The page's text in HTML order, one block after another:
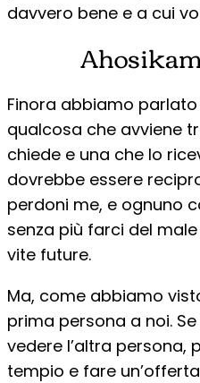
davvero bene e a cui
Finora abbiamo
qualcosa che avviene
chiede e una che lo
dovrebbe essere
perdoni me, e ognuno
senza più farci del
vite future.
Ma, come abbiamo
prima persona a noi.
vedere l’altra persona,
tempio e fare